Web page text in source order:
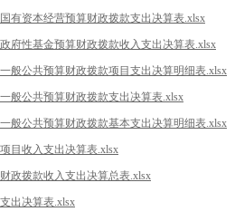
国有资本经营预算财政拨款支出决算表.xlsx
政府性基金预算财政拨款收入支出决算表.xlsx
一般公共预算财政拨款项目支出决算明细表.xlsx
一般公共预算财政拨款支出决算表.xlsx
一般公共预算财政拨款基本支出决算明细表.xlsx
项目收入支出决算表.xlsx
财政拨款收入支出决算总表.xlsx
支出决算表.xlsx